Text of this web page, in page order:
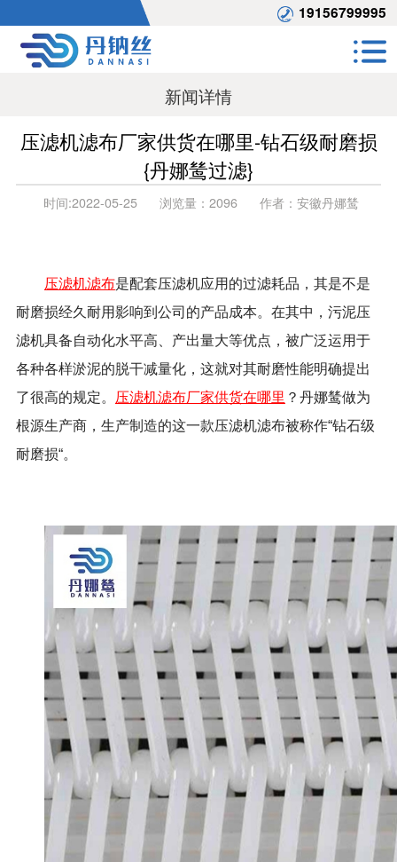
19156799995
新闻详情
压滤机滤布厂家供货在哪里-钻石级耐磨损
{丹娜鸶过滤}
时间:2022-05-25 浏览量： 2096 作者： 安徽丹娜鸶
压滤机滤布是配套压滤机应用的过滤耗品，其是不是
耐磨损经久耐用影响到公司的产品成本。在其中，污泥压
滤机具备自动化水平高、产出量大等优点，被广泛运用于
各种各样淤泥的脱干减量化，这就对其耐磨性能明确提出
了很高的规定。 压滤机滤布厂家供货在哪里 ？丹娜鸶做为
根源生产商，生产制造的这一款压滤机滤布被称作“钻石级
耐磨损“。